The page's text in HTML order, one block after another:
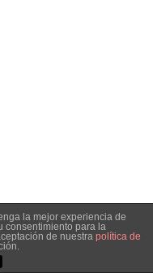
la mejor experiencia de
consentimiento para la
de nuestra política de